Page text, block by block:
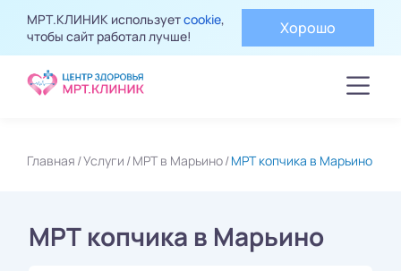
МРТ.КЛИНИК используетcookie,
чтобы сайт работал лучше!
Хорошо
Главная Услуги МРТ в Марьино МРТ копчика в Марьино
МРТ копчика в Марьино